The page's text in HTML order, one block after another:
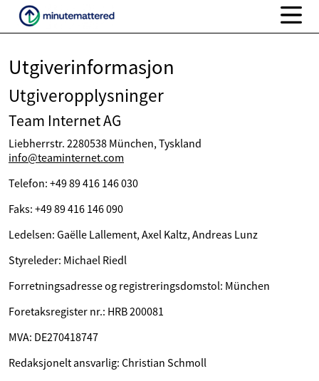
Utgiverinformasjon
Utgiveropplysninger
Team Internet AG
Liebherrstr. 2280538 München, Tyskland
info@teaminternet.com
Telefon: +49 89 416 146 030
Faks: +49 89 416 146 090
Ledelsen: Gaëlle Lallement, Axel Kaltz, Andreas Lunz
Styreleder: Michael Riedl
Forretningsadresse og registreringsdomstol: München
Foretaksregister nr.: HRB 200081
MVA: DE270418747
Redaksjonelt ansvarlig: Christian Schmoll